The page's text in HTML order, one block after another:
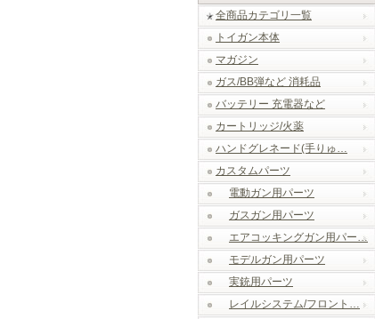
全商品カテゴリ一覧
トイガン本体
マガジン
ガス/BB弾など 消耗品
バッテリー 充電器など
カートリッジ/火薬
ハンドグレネード(手りゅ…
カスタムパーツ
電動ガン用パーツ
ガスガン用パーツ
エアコッキングガン用パー…
モデルガン用パーツ
実銃用パーツ
レイルシステム/フロント…